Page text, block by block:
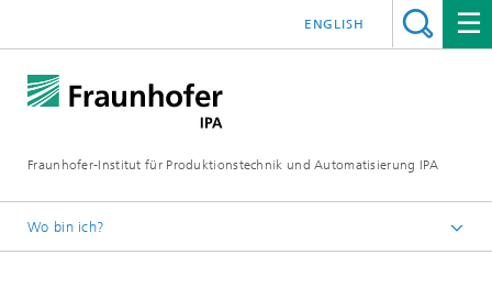
Fraunhofer-Institut für Produktionstechnik und Automatisierung IPA
ENGLISH
Wo bin ich?